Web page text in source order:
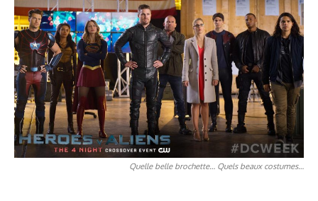
Quelle belle brochette… Quels beaux costumes…